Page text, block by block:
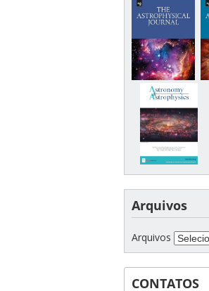
Arquivos
Arquivos
CONTATOS